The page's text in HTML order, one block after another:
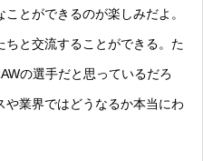
とができるのが楽しみだよ。
ちと交流することができる。た
の選手だと思っているだろ
や業界ではどうなるか本当にわ